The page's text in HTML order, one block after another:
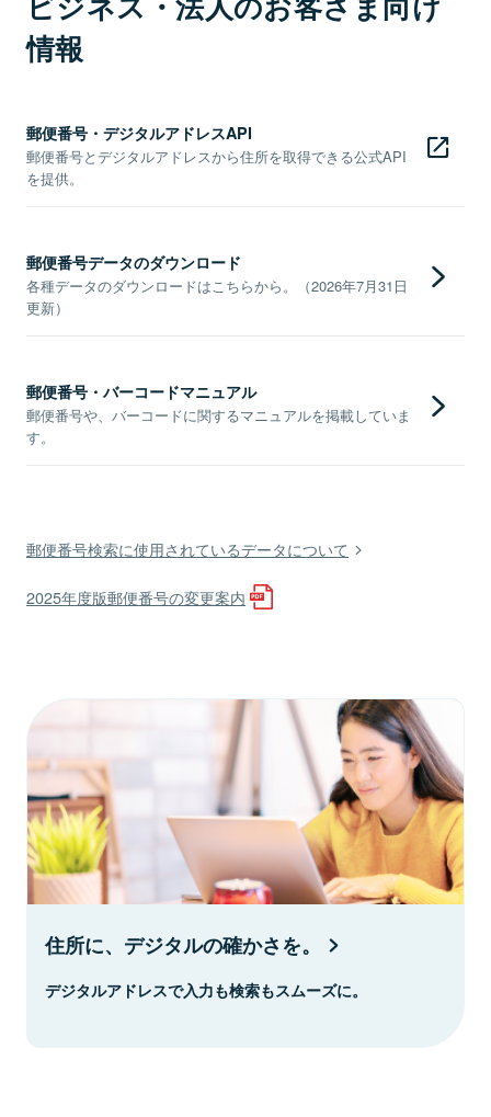
情報
郵便番号・デジタルアドレスAPI
郵便番号とデジタルアドレスから住所を取得できる公式API
を提供。
郵便番号データのダウンロード
各種データのダウンロードはこちらから。（2026年7月31日
更新）
郵便番号・バーコードマニュアル
郵便番号や、バーコードに関するマニュアルを掲載していま
す。
郵便番号検索に使用されているデータについて
2025年度版郵便番号の変更案内
住所に、デジタルの確かさを。
デジタルアドレスで入力も検索もスムーズに。